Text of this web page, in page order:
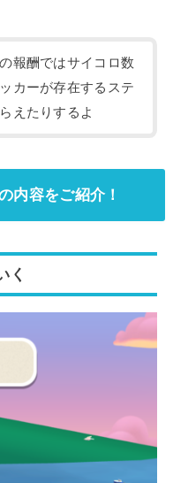
報酬ではサイコロ数
カーが存在するステ
えたりするよ
内容をご紹介！
く